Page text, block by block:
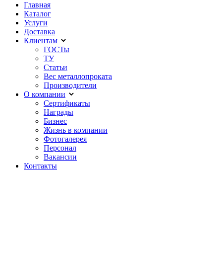
Главная
Каталог
Услуги
Доставка
Клиентам
ГОСТы
ТУ
Статьи
Вес металлопроката
Производители
О компании
Сертификаты
Награды
Бизнес
Жизнь в компании
Фотогалерея
Персонал
Вакансии
Контакты